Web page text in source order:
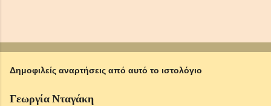
Δημοφιλείς αναρτήσεις από αυτό το ιστολόγιο
Γεωργία Νταγάκη